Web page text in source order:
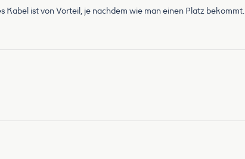
ist von Vorteil, je nachdem wie man einen Platz bekommt.